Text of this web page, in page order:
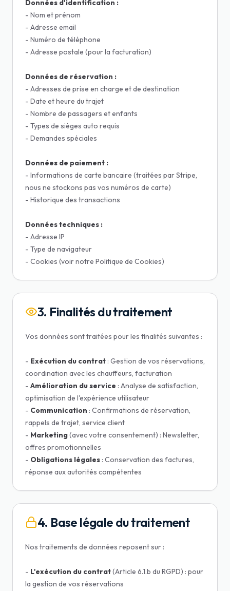
Données d'identification :
- Nom et prénom
- Adresse email
- Numéro de téléphone
- Adresse postale (pour la facturation)
Données de réservation :
- Adresses de prise en charge et de destination
- Date et heure du trajet
- Nombre de passagers et enfants
- Types de sièges auto requis
- Demandes spéciales
Données de paiement :
- Informations de carte bancaire (traitées par Stripe,
nous ne stockons pas vos numéros de carte)
- Historique des transactions
Données techniques :
- Adresse IP
- Type de navigateur
- Cookies (voir notre Politique de Cookies)
3. Finalités du traitement
Vos données sont traitées pour les finalités suivantes :
- Exécution du contrat : Gestion de vos réservations,
coordination avec les chauffeurs, facturation
- Amélioration du service : Analyse de satisfaction,
optimisation de l'expérience utilisateur
- Communication : Confirmations de réservation,
rappels de trajet, service client
- Marketing(avec votre consentement) : Newsletter,
offres promotionnelles
- Obligations légales : Conservation des factures,
réponse aux autorités compétentes
4. Base légale du traitement
Nos traitements de données reposent sur :
- L'exécution du contrat(Article 6.1.b du RGPD) : pour
la gestion de vos réservations